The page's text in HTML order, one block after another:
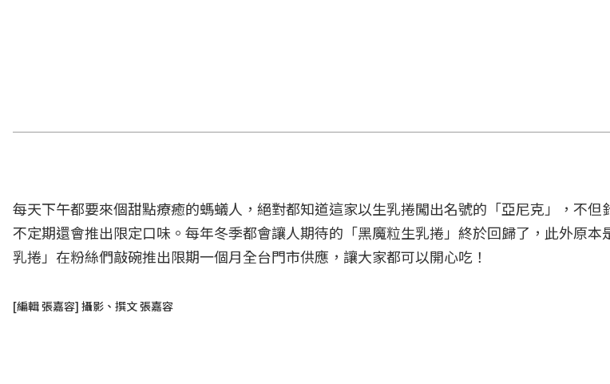
每天下午都要來個甜點療癒的螞蟻人，絕對都知道這家以生乳捲闖出名號的「亞尼克」，不但
不定期還會推出限定口味。每年冬季都會讓人期待的「黑魔粒生乳捲」終於回歸了，此外原本
乳捲」在粉絲們敲碗推出限期一個月全台門市供應，讓大家都可以開心吃！
[編輯 張嘉容] 攝影、撰文 張嘉容